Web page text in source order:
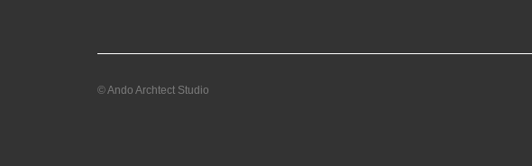
© Ando Archtect Studio